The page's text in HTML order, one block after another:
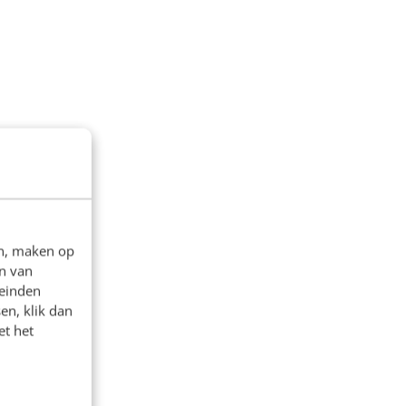
maken op
van
klik dan
het
die werkzaam is bij een Vlaamse kmo kan